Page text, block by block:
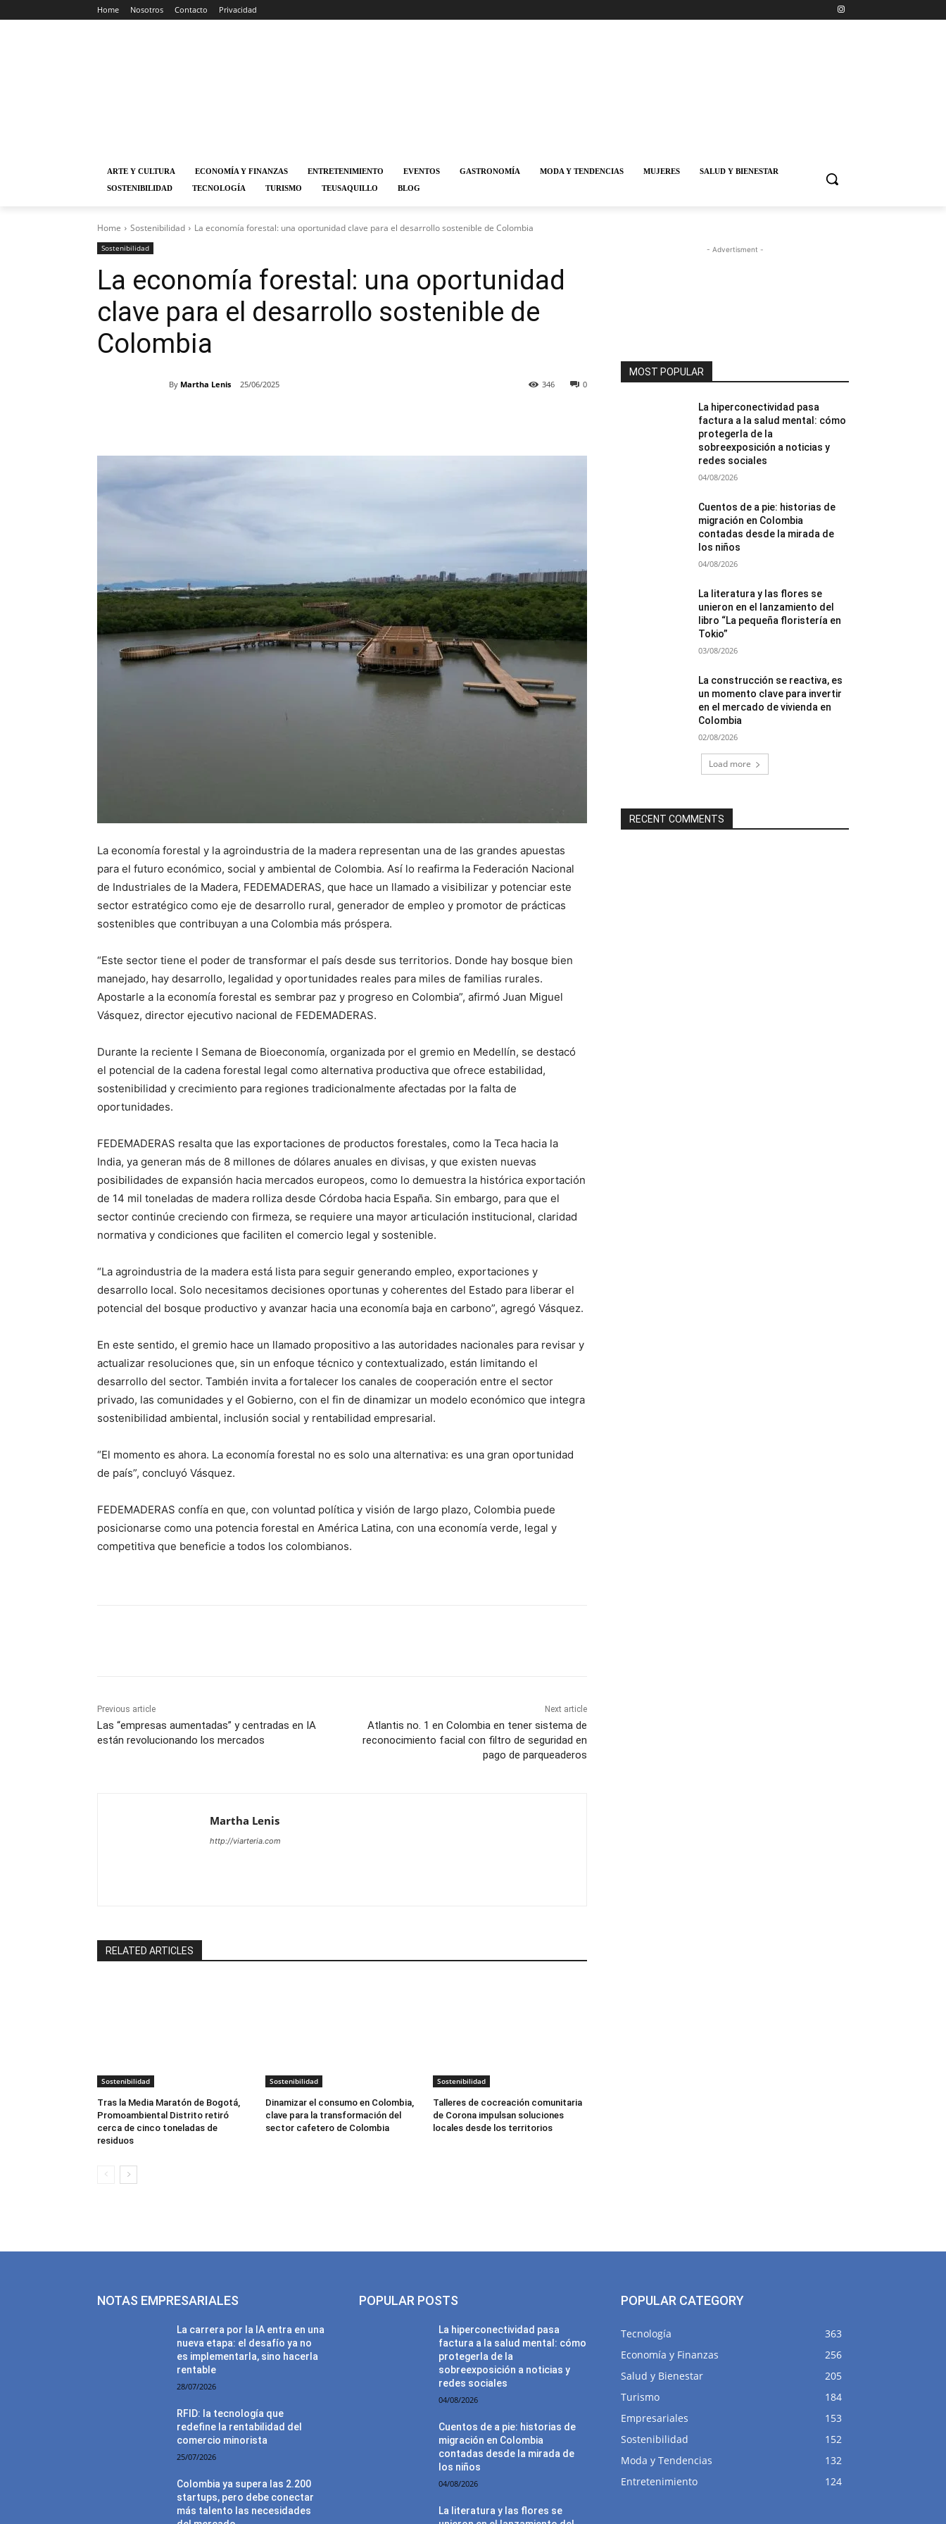
Home Nosotros Contacto Privacidad
ARTE Y CULTURA ECONOMÍA Y FINANZAS ENTRETENIMIENTO EVENTOS GASTRONOMÍA MODA Y TENDENCIAS MUJERES
SALUD Y BIENESTAR
SOSTENIBILIDAD
TECNOLOGÍA TURISMO TEUSAQUILLO BLOG
Home Sostenibilidad La economía forestal: una oportunidad clave para el desarrollo sostenible de Colombia
Sostenibilidad
La economía forestal: una oportunidad
clave para el desarrollo sostenible de
Colombia
By Martha Lenis 25/06/2025 0
346
La economía forestal y la agroindustria de la madera representan una de las grandes apuestas
para el futuro económico, social y ambiental de Colombia. Así lo reafirma la Federación Nacional
de Industriales de la Madera, FEDEMADERAS, que hace un llamado a visibilizar y potenciar este
sector estratégico como eje de desarrollo rural, generador de empleo y promotor de prácticas
sostenibles que contribuyan a una Colombia más próspera.
“Este sector tiene el poder de transformar el país desde sus territorios. Donde hay bosque bien
manejado, hay desarrollo, legalidad y oportunidades reales para miles de familias rurales.
Apostarle a la economía forestal es sembrar paz y progreso en Colombia”, afirmó Juan Miguel
Vásquez, director ejecutivo nacional de FEDEMADERAS.
Durante la reciente I Semana de Bioeconomía, organizada por el gremio en Medellín, se destacó
el potencial de la cadena forestal legal como alternativa productiva que ofrece estabilidad,
sostenibilidad y crecimiento para regiones tradicionalmente afectadas por la falta de
oportunidades.
FEDEMADERAS resalta que las exportaciones de productos forestales, como la Teca hacia la
India, ya generan más de 8 millones de dólares anuales en divisas, y que existen nuevas
posibilidades de expansión hacia mercados europeos, como lo demuestra la histórica exportación
de 14 mil toneladas de madera rolliza desde Córdoba hacia España. Sin embargo, para que el
sector continúe creciendo con firmeza, se requiere una mayor articulación institucional, claridad
normativa y condiciones que faciliten el comercio legal y sostenible.
“La agroindustria de la madera está lista para seguir generando empleo, exportaciones y
desarrollo local. Solo necesitamos decisiones oportunas y coherentes del Estado para liberar el
potencial del bosque productivo y avanzar hacia una economía baja en carbono”, agregó Vásquez.
En este sentido, el gremio hace un llamado propositivo a las autoridades nacionales para revisar y
actualizar resoluciones que, sin un enfoque técnico y contextualizado, están limitando el
desarrollo del sector. También invita a fortalecer los canales de cooperación entre el sector
privado, las comunidades y el Gobierno, con el fin de dinamizar un modelo económico que integra
sostenibilidad ambiental, inclusión social y rentabilidad empresarial.
“El momento es ahora. La economía forestal no es solo una alternativa: es una gran oportunidad
de país”, concluyó Vásquez.
FEDEMADERAS confía en que, con voluntad política y visión de largo plazo, Colombia puede
posicionarse como una potencia forestal en América Latina, con una economía verde, legal y
competitiva que beneficie a todos los colombianos.
Previous article
Las “empresas aumentadas” y centradas en IA
están revolucionando los mercados
Next article
Atlantis no. 1 en Colombia en tener sistema de
reconocimiento facial con filtro de seguridad en
pago de parqueaderos
Martha Lenis
http://viarteria.com
RELATED ARTICLES
Sostenibilidad
Tras la Media Maratón de Bogotá,
Promoambiental Distrito retiró
cerca de cinco toneladas de
residuos
Sostenibilidad
Dinamizar el consumo en Colombia,
clave para la transformación del
sector cafetero de Colombia
Sostenibilidad
Talleres de cocreación comunitaria
de Corona impulsan soluciones
locales desde los territorios
- Advertisment -
MOST POPULAR
La hiperconectividad pasa
factura a la salud mental: cómo
protegerla de la
sobreexposición a noticias y
redes sociales
04/08/2026
Cuentos de a pie: historias de
migración en Colombia
contadas desde la mirada de
los niños
04/08/2026
La literatura y las flores se
unieron en el lanzamiento del
libro “La pequeña floristería en
Tokio”
03/08/2026
La construcción se reactiva, es
un momento clave para invertir
en el mercado de vivienda en
Colombia
02/08/2026
Load more
RECENT COMMENTS
NOTAS EMPRESARIALES
La carrera por la IA entra en una
nueva etapa: el desafío ya no
es implementarla, sino hacerla
rentable
28/07/2026
RFID: la tecnología que
redefine la rentabilidad del
comercio minorista
25/07/2026
Colombia ya supera las 2.200
startups, pero debe conectar
más talento las necesidades
POPULAR POSTS
La hiperconectividad pasa
factura a la salud mental: cómo
protegerla de la
sobreexposición a noticias y
redes sociales
04/08/2026
Cuentos de a pie: historias de
migración en Colombia
contadas desde la mirada de
los niños
04/08/2026
La literatura y las flores se
POPULAR CATEGORY
Tecnología
363
Economía y Finanzas
256
Salud y Bienestar
205
Turismo
184
Empresariales
153
Sostenibilidad
152
Moda y Tendencias
132
Entretenimiento
124